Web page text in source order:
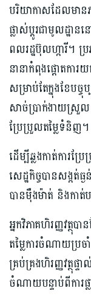
បរិយាកាសដែលមានភ
ផ្លាស់ប្តូរជាមូលដ្ឋា
ពលរដ្ឋប៊ុលហ្ការី។ ប្
នានាកំពុងផ្តោតការ
សម្រាប់តែក្នុងខែបច្
សាច់ប្រាក់ងាយស្រួ
ប្រែប្រួលតម្លៃទំនិញ។
ដើម្បីឆ្លងកាត់ការប្រ
សេដ្ឋកិច្ចបានសង្កត់ធ្
បានម៉ឺងម៉ាត់ និងកា
អ្នកវិភាគហិរញ្ញវត្ថុ
តម្លៃការចំណាយប្រច
គ្រប់គ្រងហិរញ្ញវត្ថុផ្
ចំណាយបន្ទាប់ពីការផ្